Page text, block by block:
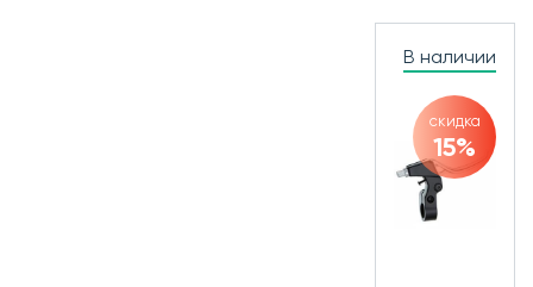
В наличии
скидка
15%